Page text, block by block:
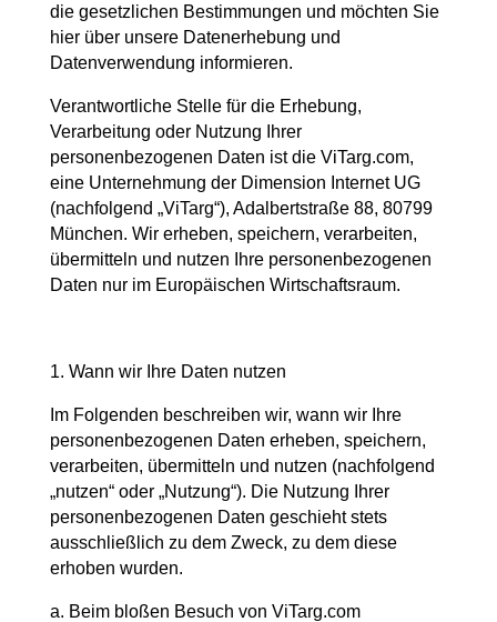
die gesetzlichen Bestimmungen und möchten Sie
hier über unsere Datenerhebung und
Datenverwendung informieren.
Verantwortliche Stelle für die Erhebung,
Verarbeitung oder Nutzung Ihrer
personenbezogenen Daten ist die ViTarg.com,
eine Unternehmung der Dimension Internet UG
(nachfolgend „ViTarg“), Adalbertstraße 88, 80799
München. Wir erheben, speichern, verarbeiten,
übermitteln und nutzen Ihre personenbezogenen
Daten nur im Europäischen Wirtschaftsraum.
1. Wann wir Ihre Daten nutzen
Im Folgenden beschreiben wir, wann wir Ihre
personenbezogenen Daten erheben, speichern,
verarbeiten, übermitteln und nutzen (nachfolgend
„nutzen“ oder „Nutzung“). Die Nutzung Ihrer
personenbezogenen Daten geschieht stets
ausschließlich zu dem Zweck, zu dem diese
erhoben wurden.
a. Beim bloßen Besuch von ViTarg.com